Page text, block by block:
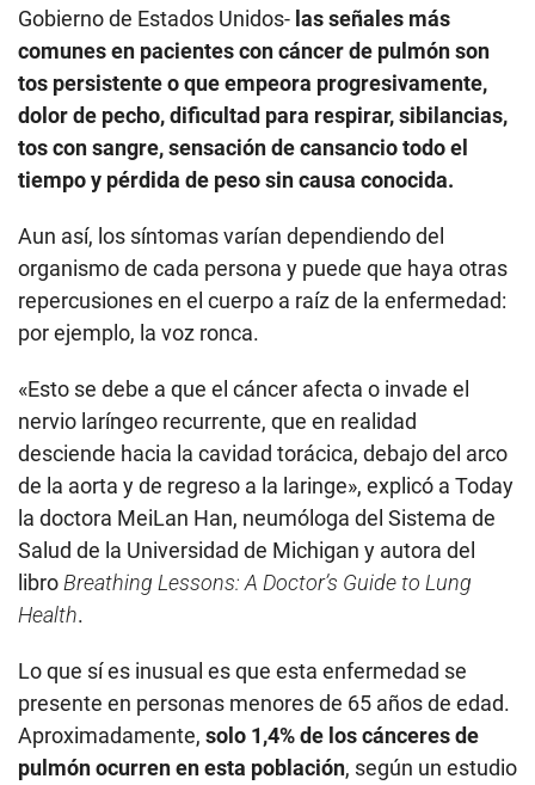
Gobierno de Estados Unidos- las señales más
comunes en pacientes con cáncer de pulmón son
tos persistente o que empeora progresivamente,
dolor de pecho, dificultad para respirar, sibilancias,
tos con sangre, sensación de cansancio todo el
tiempo y pérdida de peso sin causa conocida.
Aun así, los síntomas varían dependiendo del
organismo de cada persona y puede que haya otras
repercusiones en el cuerpo a raíz de la enfermedad:
por ejemplo, la voz ronca.
«Esto se debe a que el cáncer afecta o invade el
nervio laríngeo recurrente, que en realidad
desciende hacia la cavidad torácica, debajo del arco
de la aorta y de regreso a la laringe», explicó a Today
la doctora MeiLan Han, neumóloga del Sistema de
Salud de la Universidad de Michigan y autora del
libro Breathing Lessons: A Doctor’s Guide to Lung
Health.
Lo que sí es inusual es que esta enfermedad se
presente en personas menores de 65 años de edad.
Aproximadamente, solo 1,4% de los cánceres de
pulmón ocurren en esta población, según un estudio